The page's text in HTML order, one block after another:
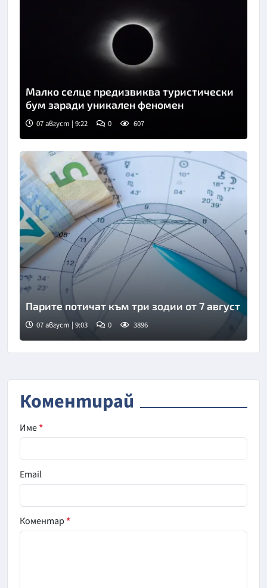
Снимка: Пиксабей
Малко селце предизвиква туристически
бум заради уникален феномен
07 август | 9:22 0 607
Снимка: Фрийпик
Парите потичат към три зодии от 7 август
07 август | 9:03 0 3896
Коментирай
Име*
Email
Коментар*